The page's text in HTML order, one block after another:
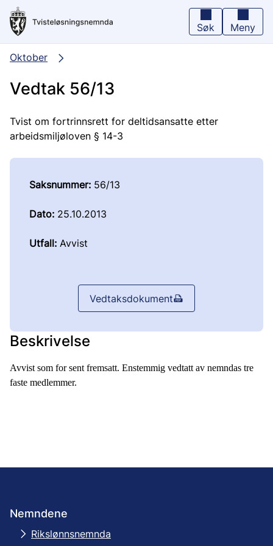
Hopp
hovedinnhold
Søk Meny
Oktober
Vedtak 56/13
Tvist om fortrinnsrett for deltidsansatte etter
arbeidsmiljøloven § 14-3
Saksnummer: 56/13
Dato: 25.10.2013
Utfall: Avvist
Vedtaksdokument
Beskrivelse
Avvist som for sent fremsatt. Enstemmig vedtatt av nemndas tre
faste medlemmer.
Nemndene
Rikslønnsnemnda